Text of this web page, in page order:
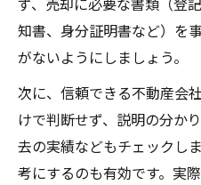
知書、身分証明書など）を
がないようにしましょう。
次に、信頼できる不動産会
けで判断せず、説明の分か
去の実績などもチェックし
考にするのも有効です。実